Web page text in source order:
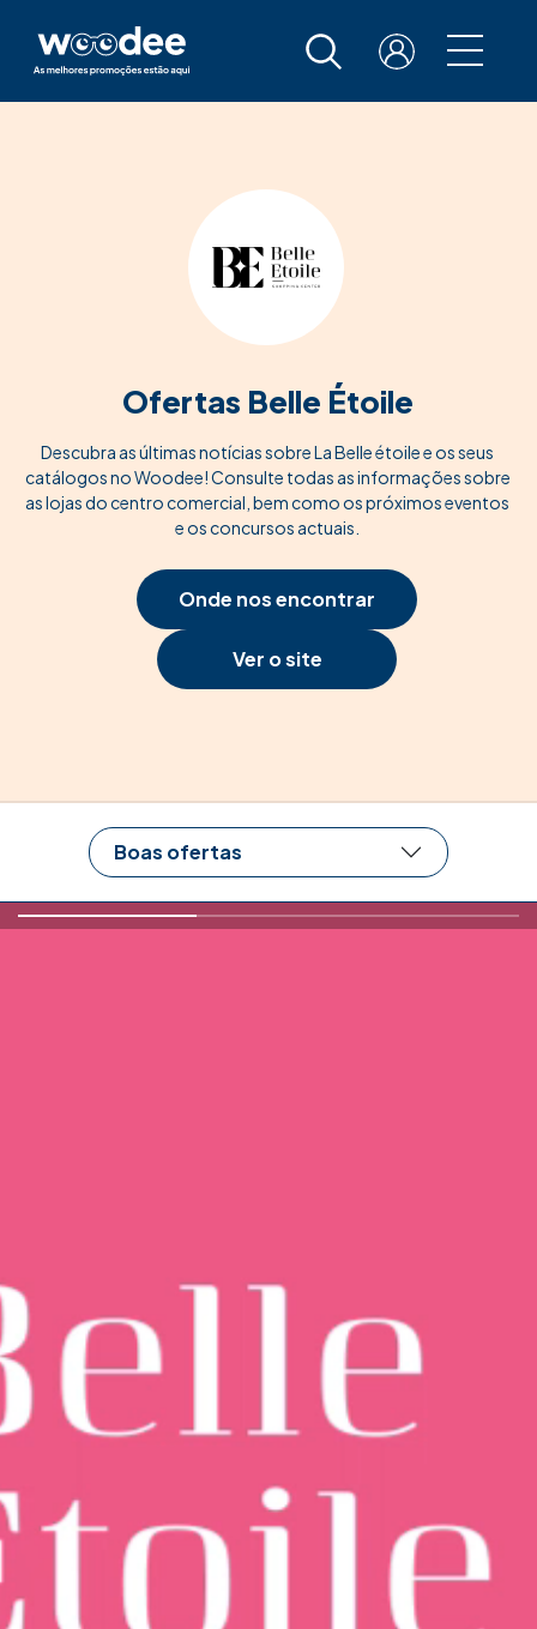
Ofertas Belle Étoile
Descubra as últimas notícias sobre La Belle étoile e os seus
catálogos no Woodee! Consulte todas as informações sobre
as lojas do centro comercial, bem como os próximos eventos
e os concursos actuais.
Onde nos encontrar
Ver o site
Boas ofertas